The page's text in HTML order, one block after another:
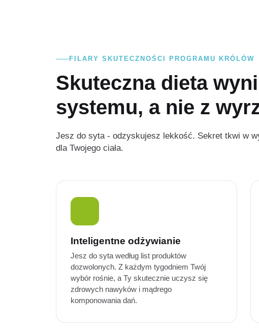
FILARY SKUTECZNOŚCI PROGRAMU KRÓLÓW
Skuteczna dieta
systemu, a nie z
Jesz do syta - odzyskujesz lekkość. Sekret tkwi w
dla Twojego ciała.
Inteligentne odżywianie
Jesz do syta według list produktów
dozwolonych. Z każdym tygodniem Twój
wybór rośnie, a Ty skutecznie uczysz się
zdrowych nawyków i mądrego
komponowania dań.